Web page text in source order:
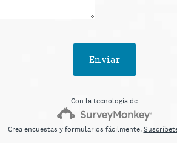
Enviar
Con la tecnología de
Crea encuestas y formularios fácilmente.